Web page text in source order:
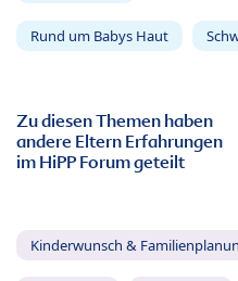
Rund um Babys Haut
Zu diesen Themen haben
andere Eltern Erfahrungen
im HiPP Forum geteilt
Kinderwunsch &